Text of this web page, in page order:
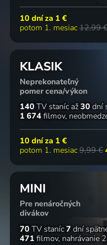
10 dní za 1 €
potom 1. mesiac12,99
KLASIK
Neprekonateľný
pomer cena/výkon
140 TV staníc až30 dní
1 674filmov
10 dní za 1 €
potom 1. mesiac9,99 €
MINI
Pre nenáročných
divákov
70 TV staníc7 dní
471 filmov nahrávanie